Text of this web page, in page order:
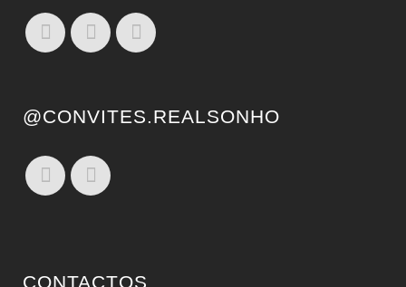
@CONVITES.REALSONHO
CONTACTOS